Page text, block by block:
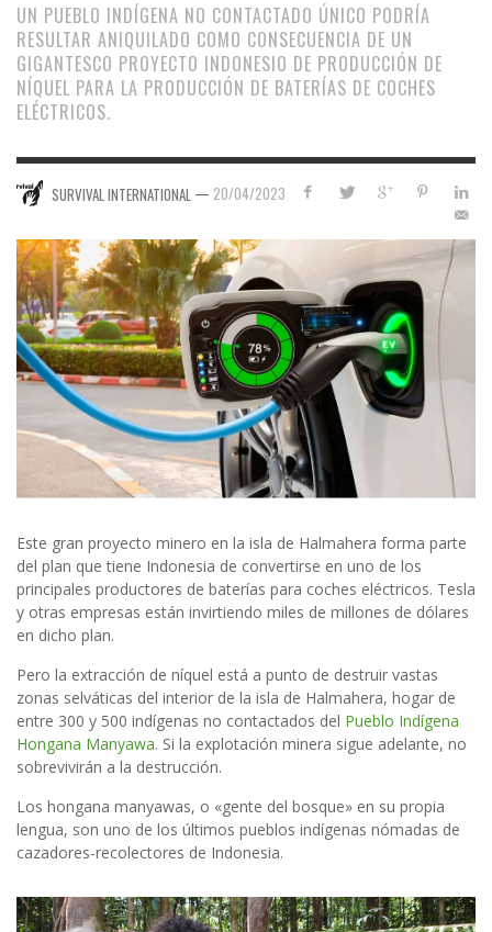
UN PUEBLO INDÍGENA NO CONTACTADO ÚNICO PODRÍA
RESULTAR ANIQUILADO COMO CONSECUENCIA DE UN
GIGANTESCO PROYECTO INDONESIO DE PRODUCCIÓN DE
NÍQUEL PARA LA PRODUCCIÓN DE BATERÍAS DE COCHES
ELÉCTRICOS.
SURVIVAL INTERNATIONAL — 20/04/2023
Este gran proyecto minero en la isla de Halmahera forma parte
del plan que tiene Indonesia de convertirse en uno de los
principales productores de baterías para coches eléctricos. Tesla
y otras empresas están invirtiendo miles de millones de dólares
en dicho plan.
Pero la extracción de níquel está a punto de destruir vastas
zonas selváticas del interior de la isla de Halmahera, hogar de
entre 300 y 500 indígenas no contactados del Pueblo Indígena
Hongana Manyawa. Si la explotación minera sigue adelante, no
sobrevivirán a la destrucción.
Los hongana manyawas, o «gente del bosque» en su propia
lengua, son uno de los últimos pueblos indígenas nómadas de
cazadores-recolectores de Indonesia.